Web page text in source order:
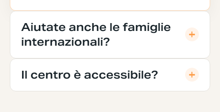
Aiutate anche le famiglie
internazionali?
Il centro è accessibile?